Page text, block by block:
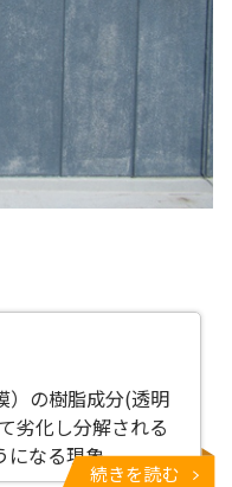
）の樹脂成分(透明
劣化し分解される
になる現象
続きを読む